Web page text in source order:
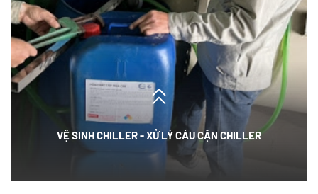
VỆ SINH CHILLER - XỬ LÝ CÁU CẶN CHILLER